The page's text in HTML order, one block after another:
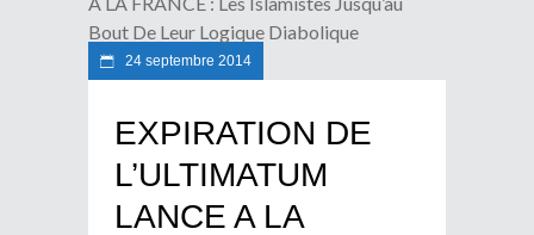
Bout De Leur Logique Diabolique
24 septembre 2014
EXPIRATION DE
L’ULTIMATUM
LANCE A LA